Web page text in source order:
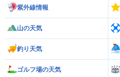
紫外線情報
山の天気
釣り天気
ゴルフ場の天気